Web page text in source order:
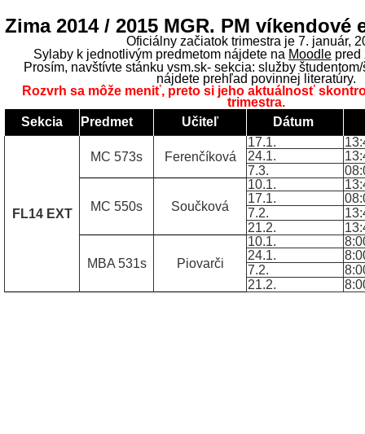
Zima 2014 / 2015 MGR. PM víkendové
Oficiálny začiatok trimestra je 7. január,
Sylaby k jednotlivým predmetom nájdete na Moodle pred
Prosím, navštívte stánku vsm.sk- sekcia: služby
nájdete prehľad povinnej literatúry.
Rozvrh sa môže meniť, preto si jeho aktuálnosť
trimestra.
Sekcia
Predmet Učiteľ Dátum
FL14 EXT
MC 573s Ferenčíková
17.1.
24.1.
7.3.
MC 550s Součková
10.1.
17.1.
7.2.
21.2.
MBA 531s Piovarči
10.1.
24.1.
7.2.
21.2.